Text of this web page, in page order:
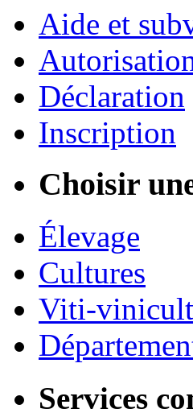
Aide et
Déclaration
Inscription
Choisir
Élevage
Cultures
Viti-
Services